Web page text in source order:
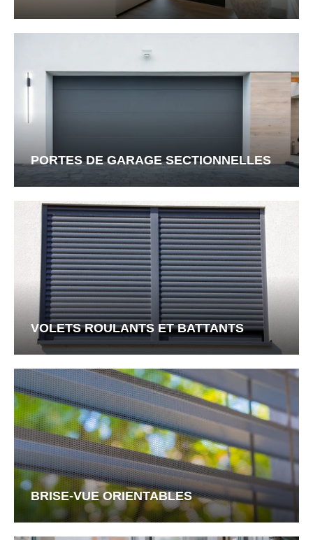
PORTES DE GARAGE SECTIONNELLES
VOLETS ROULANTS ET BATTANTS
BRISE-VUE ORIENTABLES